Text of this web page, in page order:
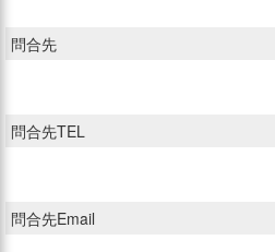
問合先
問合先TEL
問合先Email